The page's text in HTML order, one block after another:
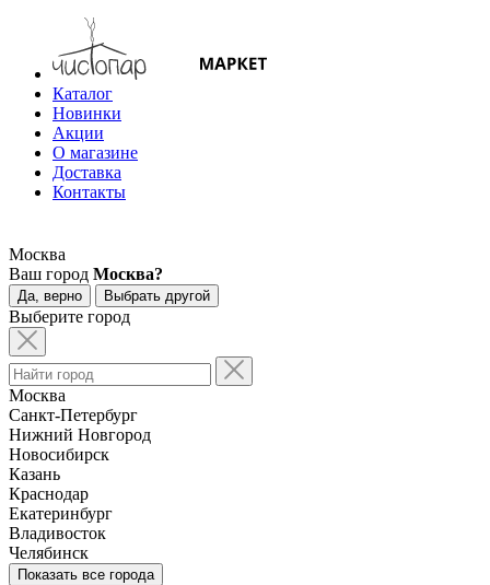
Каталог
Новинки
Акции
О магазине
Доставка
Контакты
Москва
Ваш город Москва?
Да, верно Выбрать другой
Выберите город
Москва
Санкт-Петербург
Нижний Новгород
Новосибирск
Казань
Краснодар
Екатеринбург
Владивосток
Челябинск
Показать все города